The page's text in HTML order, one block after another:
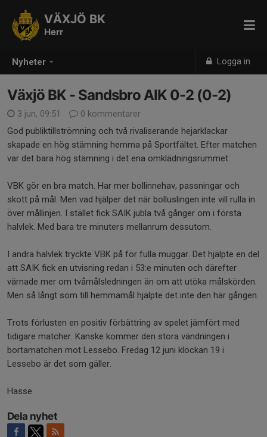
Nyheter Logga in
VÄXJÖ BK
Herr
Växjö BK - Sandsbro AIK 0-2 (0-2)
3 jun, 09:51
0 kommentarer
God publiktillströmning och två rivaliserande hejarklackar
skapade en hög stämning hemma på Sportfältet. Efter matchen
var det bara hög stämning i det ena omklädningsrummet.
VBK gör en bra match. Har mer bollinnehav, passningar och
skott på mål. Men vad hjälper det när bolluslingen inte vill rulla in
över mållinjen. I stället fick SAIK jubla två gånger om i första
halvlek. Med bara tre minuters mellanrum dessutom.
I andra halvlek tryckte VBK på för fulla muggar. Det hjälpte en del
att SAIK fick en utvisning redan i 53:e minuten och därefter
värnade mer om tvåmålsledningen än om att utöka målskörden.
Men så långt som till hemmamål hjälpte det inte den här gången.
Trots förlusten en positiv förbättring av spelet jämfört med
tidigare matcher. Kanske kommer den stora vändningen i
bortamatchen mot Lessebo. Fredag 12 juni klockan 19 i
Lessebo är det som gäller.
Hasse
Dela nyhet